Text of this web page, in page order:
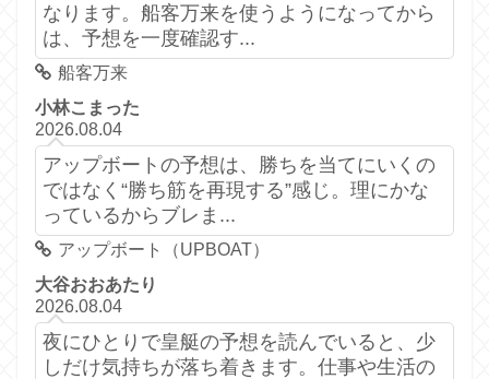
なります。船客万来を使うようになってから
は、予想を一度確認す...
船客万来
小林こまった
2026.08.04
アップボートの予想は、勝ちを当てにいくの
ではなく“勝ち筋を再現する”感じ。理にかな
っているからブレま...
アップボート（UPBOAT）
大谷おおあたり
2026.08.04
夜にひとりで皇艇の予想を読んでいると、少
しだけ気持ちが落ち着きます。仕事や生活の